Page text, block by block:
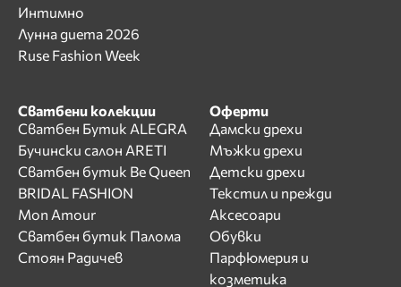
Интимно
Лунна диета 2026
Ruse Fashion Week
Сватбени колекции
Сватбен Бутик ALEGRA
Бучински салон ARETI
Сватбен бутик Be Queen
BRIDAL FASHION
Mon Amour
Сватбен бутик Палома
Стоян Радичев
Оферти
Дамски дрехи
Мъжки дрехи
Детски дрехи
Текстил и прежди
Аксесоари
Обувки
Парфюмерия и
козметика